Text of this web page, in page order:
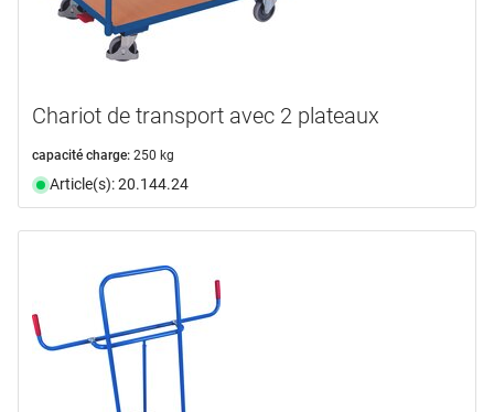
Chariot de transport avec 2 plateaux
capacité charge: 250 kg
Article(s): 20.144.24